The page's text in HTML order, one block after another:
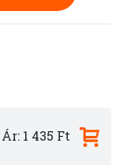
Ár: 1 435 Ft